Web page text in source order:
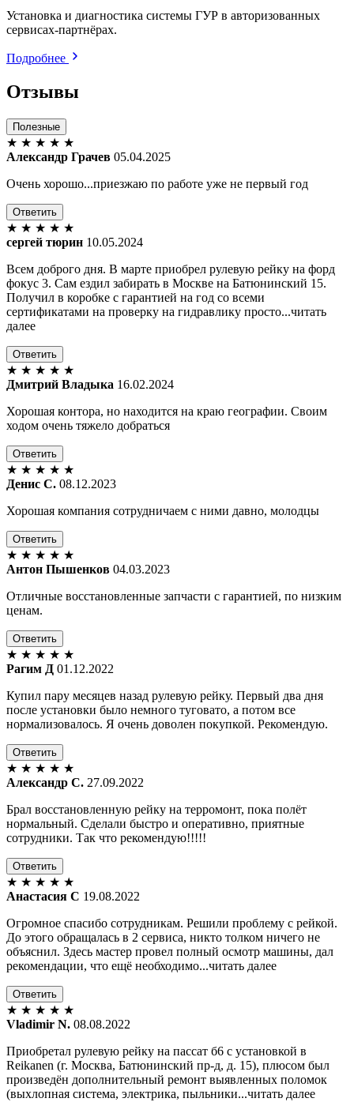
Установка и диагностика системы ГУР в авторизованных
сервисах-партнёрах.
Подробнее
Отзывы
Полезные
★ ★ ★ ★ ★
Александр Грачев 05.04.2025
Очень хорошо...приезжаю по работе уже не первый год
Ответить
★ ★ ★ ★ ★
сергей тюрин 10.05.2024
Всем доброго дня. В марте приобрел рулевую рейку на форд
фокус 3. Сам ездил забирать в Москве на Батюнинский 15.
Получил в коробке с гарантией на год со всеми
сертификатами на проверку на гидравлику просто...читать
далее
Ответить
★ ★ ★ ★ ★
Дмитрий Владыка 16.02.2024
Хорошая контора, но находится на краю географии. Своим
ходом очень тяжело добраться
Ответить
★ ★ ★ ★ ★
Денис С. 08.12.2023
Хорошая компания сотрудничаем с ними давно, молодцы
Ответить
★ ★ ★ ★ ★
Антон Пышенков 04.03.2023
Отличные восстановленные запчасти с гарантией, по низким
ценам.
Ответить
★ ★ ★ ★ ★
Рагим Д 01.12.2022
Купил пару месяцев назад рулевую рейку. Первый два дня
после установки было немного туговато, а потом все
нормализовалось. Я очень доволен покупкой. Рекомендую.
Ответить
★ ★ ★ ★ ★
Александр С. 27.09.2022
Брал восстановленную рейку на терромонт, пока полёт
нормальный. Сделали быстро и оперативно, приятные
сотрудники. Так что рекомендую!!!!!
Ответить
★ ★ ★ ★ ★
Анастасия С 19.08.2022
Огромное спасибо сотрудникам. Решили проблему с рейкой.
До этого обращалась в 2 сервиса, никто толком ничего не
объяснил. Здесь мастер провел полный осмотр машины, дал
рекомендации, что ещё необходимо...читать далее
Ответить
★ ★ ★ ★ ★
Vladimir N. 08.08.2022
Приобретал рулевую рейку на пассат б6 с установкой в
Reikanen (г. Москва, Батюнинский пр-д, д. 15), плюсом был
произведён дополнительный ремонт выявленных поломок
(выхлопная система, электрика, пыльники...читать далее